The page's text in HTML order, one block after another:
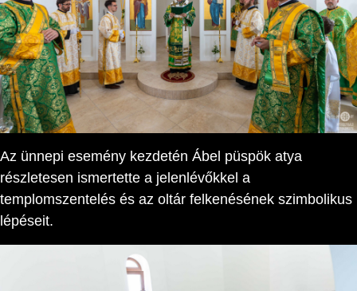
Az ünnepi esemény kezdetén Ábel püspök atya
részletesen ismertette a jelenlévőkkel a
templomszentelés és az oltár felkenésének szimbolikus
lépéseit.